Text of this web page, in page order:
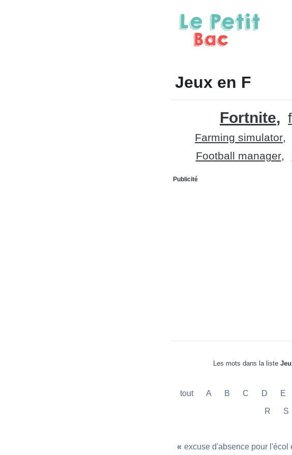
Jeux en F
Fortnite
Farming simulator
Football manager
Publicité
Les mots dans la liste
tout A B C D E
R S
« excuse d'absence pour l'écol